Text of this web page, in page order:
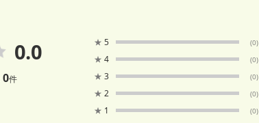
0.0
0件
★ 5 (0)
★ 4 (0)
★ 3 (0)
★ 2 (0)
★ 1 (0)